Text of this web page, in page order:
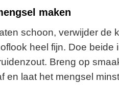
maken
schoon, verwijder de
heel fijn. Doe
Breng op
en laat het mengsel